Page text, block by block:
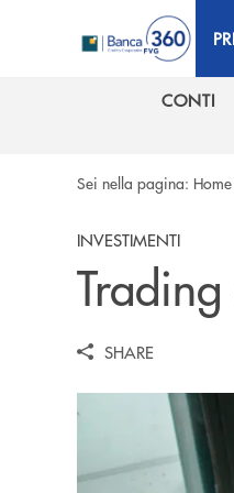
Salta al contenuto principale
CONTI
Sei nella pagina: Home
INVESTIMENTI
SHARE